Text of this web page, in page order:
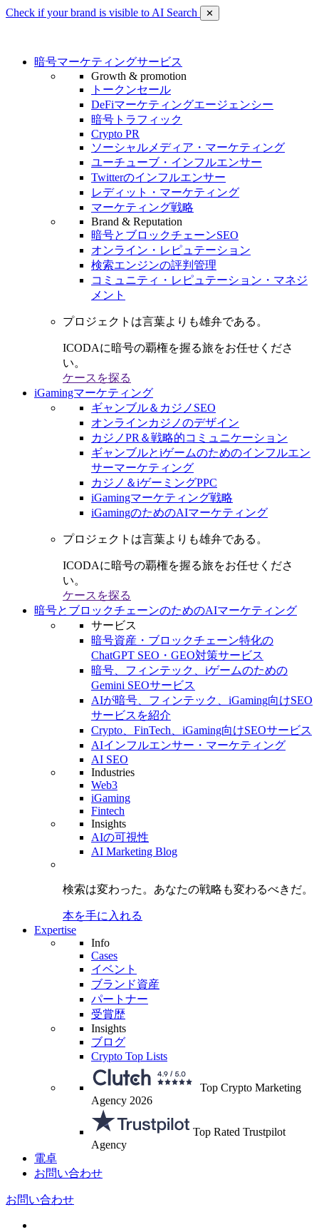
Check if your brand is visible to AI Search ✕
暗号マーケティングサービス
Growth & promotion
トークンセール
DeFiマーケティングエージェンシー
暗号トラフィック
Crypto PR
ソーシャルメディア・マーケティング
ユーチューブ・インフルエンサー
Twitterのインフルエンサー
レディット・マーケティング
マーケティング戦略
Brand & Reputation
暗号とブロックチェーンSEO
オンライン・レピュテーション
検索エンジンの評判管理
コミュニティ・レピュテーション・マネジ
メント
プロジェクトは言葉よりも雄弁である。
ICODAに暗号の覇権を握る旅をお任せくださ
い。
ケースを探る
iGamingマーケティング
ギャンブル＆カジノSEO
オンラインカジノのデザイン
カジノPR＆戦略的コミュニケーション
ギャンブルとiゲームのためのインフルエン
サーマーケティング
カジノ＆iゲーミングPPC
iGamingマーケティング戦略
iGamingのためのAIマーケティング
プロジェクトは言葉よりも雄弁である。
ICODAに暗号の覇権を握る旅をお任せくださ
い。
ケースを探る
暗号とブロックチェーンのためのAIマーケティング
サービス
暗号資産・ブロックチェーン特化の
ChatGPT SEO・GEO対策サービス
暗号、フィンテック、iゲームのための
Gemini SEOサービス
AIが暗号、フィンテック、iGaming向けSEO
サービスを紹介
Crypto、FinTech、iGaming向けSEOサービス
AIインフルエンサー・マーケティング
AI SEO
Industries
Web3
iGaming
Fintech
Insights
AIの可視性
AI Marketing Blog
検索は変わった。 あなたの戦略も変わるべきだ。
本を手に入れる
Expertise
Info
Cases
イベント
ブランド資産
パートナー
受賞歴
Insights
ブログ
Crypto Top Lists
Top Crypto Marketing
Agency 2026
Top Rated Trustpilot
Agency
電卓
お問い合わせ
お問い合わせ